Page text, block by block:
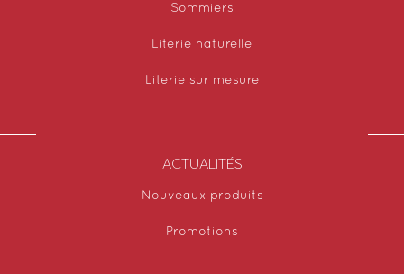
Sommiers
Literie naturelle
Literie sur mesure
ACTUALITÉS
Nouveaux produits
Promotions